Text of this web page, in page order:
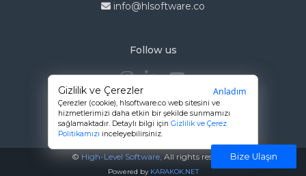
info@hlsoftware.co
Follow us
Gizlilik ve Çerezler
Çerezler (cookie), hlsoftware.co web sitesini ve
hizmetlerimizi daha etkin bir şekilde sunmamızı
sağlamaktadır. Detaylı bilgi için Gizlilik ve Çerez
Politikamızı inceleyebilirsiniz.
Anladım
© High-Level Software, All rights reserved.
Powered by KARAKOK.NET
Bize Ulaşın